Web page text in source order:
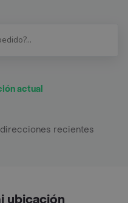
actual
recientes
ubicación